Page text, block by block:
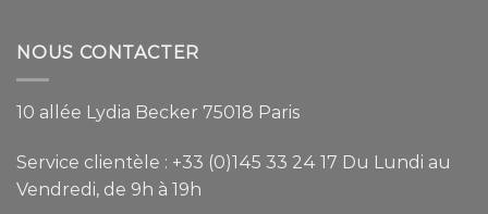
NOUS CONTACTER
10 allée Lydia Becker 75018 Paris
Service clientèle : +33 (0)145 33 24 17 Du Lundi au
Vendredi, de 9h à 19h